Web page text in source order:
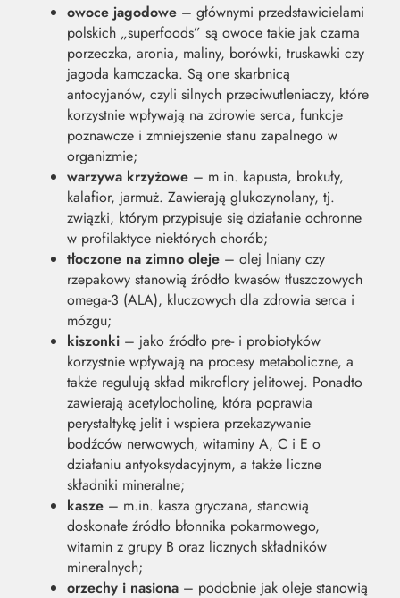
owoce jagodowe – głównymi przedstawicielami
polskich „superfoods” są owoce takie jak czarna
porzeczka, aronia, maliny, borówki, truskawki czy
jagoda kamczacka. Są one skarbnicą
antocyjanów, czyli silnych przeciwutleniaczy, które
korzystnie wpływają na zdrowie serca, funkcje
poznawcze i zmniejszenie stanu zapalnego w
organizmie;
warzywa krzyżowe – m.in. kapusta, brokuły,
kalafior, jarmuż. Zawierają glukozynolany, tj.
związki, którym przypisuje się działanie ochronne
w profilaktyce niektórych chorób;
tłoczone na zimno oleje – olej lniany czy
rzepakowy stanowią źródło kwasów tłuszczowych
omega-3 (ALA), kluczowych dla zdrowia serca i
mózgu;
kiszonki – jako źródło pre- i probiotyków
korzystnie wpływają na procesy metaboliczne, a
także regulują skład mikroflory jelitowej. Ponadto
zawierają acetylocholinę, która poprawia
perystaltykę jelit i wspiera przekazywanie
bodźców nerwowych, witaminy A, C i E o
działaniu antyoksydacyjnym, a także liczne
składniki mineralne;
kasze – m.in. kasza gryczana, stanowią
doskonałe źródło błonnika pokarmowego,
witamin z grupy B oraz licznych składników
mineralnych;
orzechy i nasiona – podobnie jak oleje stanowią